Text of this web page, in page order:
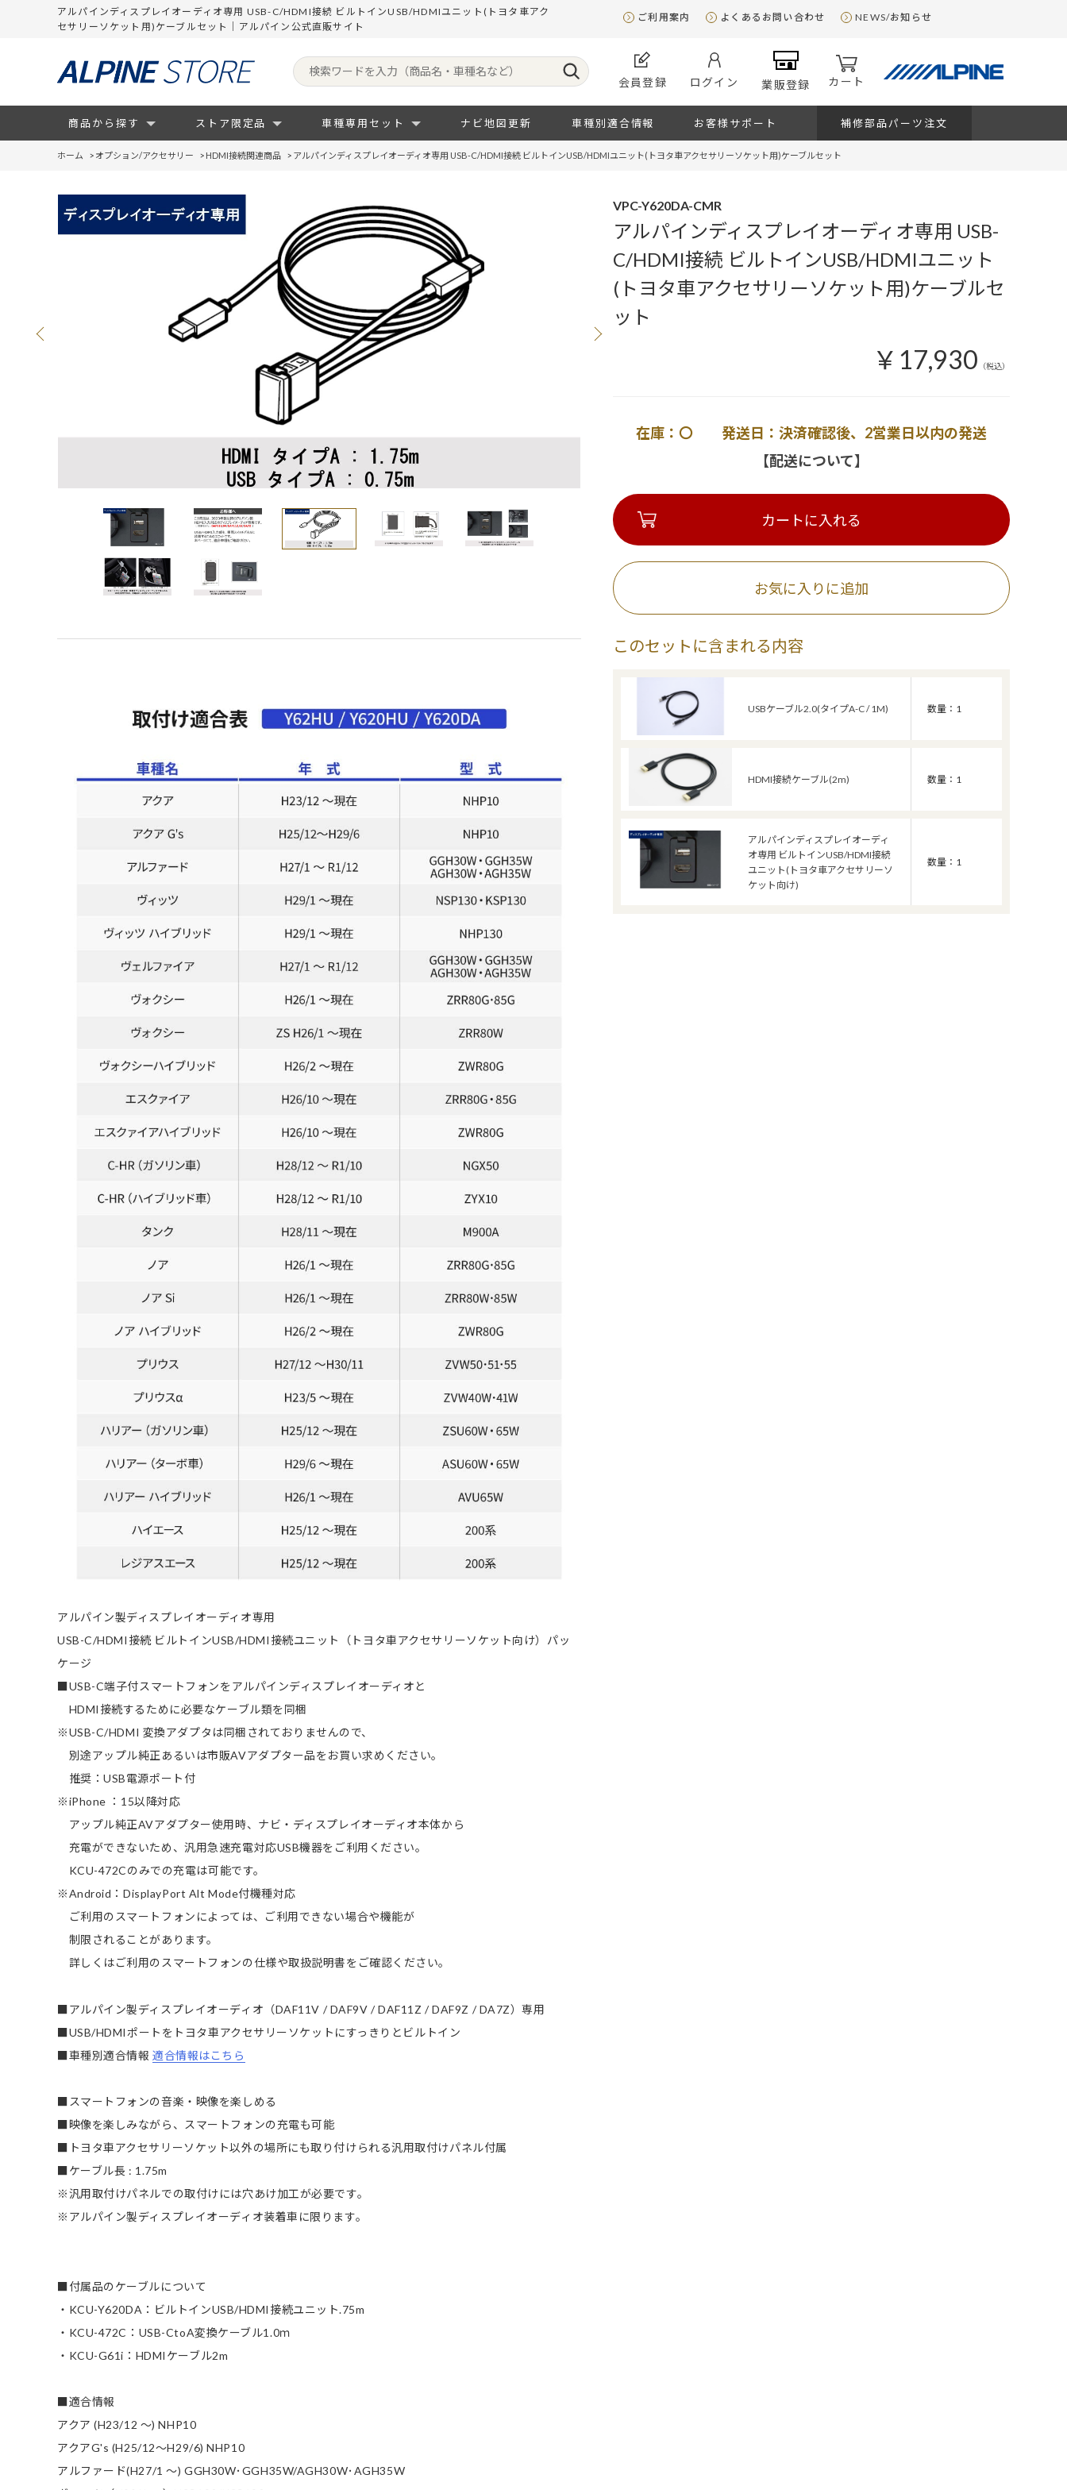
アルパインディスプレイオーディオ専用 USB-C/HDMI接続 ビルトインUSB/HDMIユニット(トヨタ車アク
セサリーソケット用)ケーブルセット｜アルパイン公式直販サイト
ご利用案内 よくあるお問い合わせ NEWS/お知らせ
会員登録 ログイン 業販登録 カート
商品から探す ストア限定品 車種専用セット ナビ地図更新 車種別適合情報 お客様サポート 補修部品パーツ注文
ホーム > オプション/アクセサリー > HDMI接続関連商品 > アルパインディスプレイオーディオ専用 USB-C/HDMI接続 ビルトインUSB/HDMIユニット(トヨタ車アクセサリーソケット用)ケーブルセット
アルパイン製ディスプレイオーディオ専用
USB-C/HDMI接続 ビルトインUSB/HDMI接続ユニット（トヨタ車アクセサリーソケット向け）パッ
ケージ
■USB-C端子付スマートフォンをアルパインディスプレイオーディオと
HDMI接続するために必要なケーブル類を同梱
※USB-C/HDMI 変換アダプタは同梱されておりませんので、
別途アップル純正あるいは市販AVアダプター品をお買い求めください。
推奨：USB電源ポート付
※iPhone ：15以降対応
アップル純正AVアダプター使用時、ナビ・ディスプレイオーディオ本体から
充電ができないため、汎用急速充電対応USB機器をご利用ください。
KCU-472Cのみでの充電は可能です。
※Android：DisplayPort Alt Mode付機種対応
ご利用のスマートフォンによっては、ご利用できない場合や機能が
制限されることがあります。
詳しくはご利用のスマートフォンの仕様や取扱説明書をご確認ください。
■アルパイン製ディスプレイオーディオ（DAF11V / DAF9V / DAF11Z / DAF9Z / DA7Z）専用
■USB/HDMIポートをトヨタ車アクセサリーソケットにすっきりとビルトイン
■車種別適合情報適合情報はこちら
■スマートフォンの音楽・映像を楽しめる
■映像を楽しみながら、スマートフォンの充電も可能
■トヨタ車アクセサリーソケット以外の場所にも取り付けられる汎用取付けパネル付属
■ケーブル長 : 1.75m
※汎用取付けパネルでの取付けには穴あけ加工が必要です。
※アルパイン製ディスプレイオーディオ装着車に限ります。
■付属品のケーブルについて
・KCU-Y620DA：ビルトインUSB/HDMI接続ユニット.75m
・KCU-472C：USB-CtoA変換ケーブル1.0ｍ
・KCU-G61i：HDMIケーブル2m
■適合情報
アクア (H23/12 ～) NHP10
アクアG's (H25/12～H29/6) NHP10
アルファード(H27/1 ～) GGH30W･GGH35W/AGH30W･AGH35W
VPC-Y620DA-CMR
アルパインディスプレイオーディオ専用 USB-
C/HDMI接続 ビルトインUSB/HDMIユニット
(トヨタ車アクセサリーソケット用)ケーブルセ
ット
￥17,930 （税込）
在庫：〇 発送日：決済確認後、2営業日以内の発送
【配送について】
カートに入れる
このセットに含まれる内容
USBケーブル2.0(タイプA-C / 1M) 数量：1
HDMI接続ケーブル(2m) 数量：1
アルパインディスプレイオーディ
オ専用 ビルトインUSB/HDMI接続
ユニット(トヨタ車アクセサリーソ
ケット向け)
数量：1
お気に入りに追加